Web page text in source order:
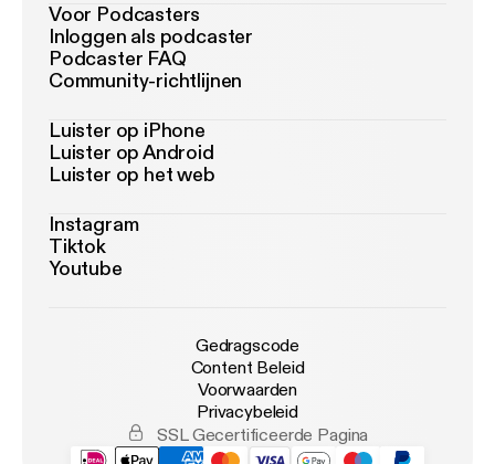
Voor Podcasters
Inloggen als podcaster
Podcaster FAQ
Community-richtlijnen
Luister op iPhone
Luister op Android
Luister op het web
Instagram
Tiktok
Youtube
Gedragscode
Content Beleid
Voorwaarden
Privacybeleid
SSL Gecertificeerde Pagina